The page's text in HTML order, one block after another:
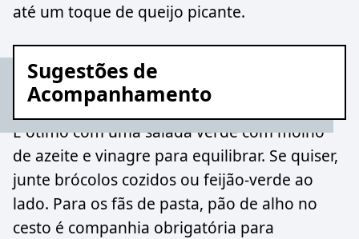
até um toque de queijo picante.
Sugestões de
Acompanhamento
É ótimo com uma salada verde com molho
de azeite e vinagre para equilibrar. Se quiser,
junte brócolos cozidos ou feijão-verde ao
lado. Para os fãs de pasta, pão de alho no
cesto é companhia obrigatória para